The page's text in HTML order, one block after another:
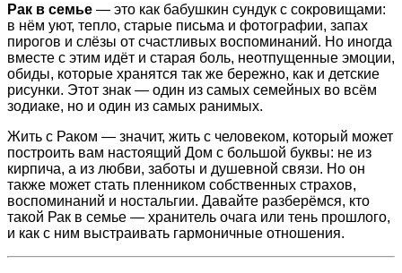
Рак в семье — это как бабушкин сундук с сокровищами:
в нём уют, тепло, старые письма и фотографии, запах
пирогов и слёзы от счастливых воспоминаний. Но иногда
вместе с этим идёт и старая боль, неотпущенные эмоции,
обиды, которые хранятся так же бережно, как и детские
рисунки. Этот знак — один из самых семейных во всём
зодиаке, но и один из самых ранимых.
Жить с Раком — значит, жить с человеком, который может
построить вам настоящий Дом с большой буквы: не из
кирпича, а из любви, заботы и душевной связи. Но он
также может стать пленником собственных страхов,
воспоминаний и ностальгии. Давайте разберёмся, кто
такой Рак в семье — хранитель очага или тень прошлого,
и как с ним выстраивать гармоничные отношения.